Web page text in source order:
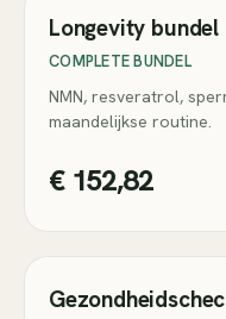
tot −15%
Longevity bundel
COMPLETE BUNDEL
NMN, resveratrol,
maandelijkse routine.
€ 152,82
Populair